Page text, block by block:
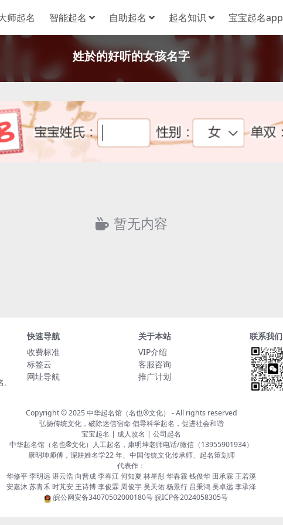
师起名 智能起名 自助起名 起名知识 宝宝起名app
姓於的好听的女孩名字
暂无内容
快速导航
收费标准
标签云
网址导航
关于本站
VIP介绍
客服咨询
推广计划
联系我们
Copyright © 2025中华起名馆（名也®文化） - All rights reserved
弘扬传统文化，破除迷信宿命 倡导科学起名，促进社会和谐
宝宝起名 | 成人改名 | 公司起名
中华起名馆（名也®文化）人工起名，康明坤老师电话/微信（13955901934）
康明坤师傅，深耕姓名学22 年、中国传统文化传承师、起名策划师
代表作：
华修平 李明远 湛云浩 向晋成 李春江 何知夏 林星彤 华春霖 钱俊华 田承霖 王若溪
安嘉沐 苏青禾 时芃安 王诗博 李俊霖 周俊宇 吴天佑 杨景行 吕秉鸿 吴卓远 李承泽
皖公网安备34070502000180号皖ICP备2024058305号